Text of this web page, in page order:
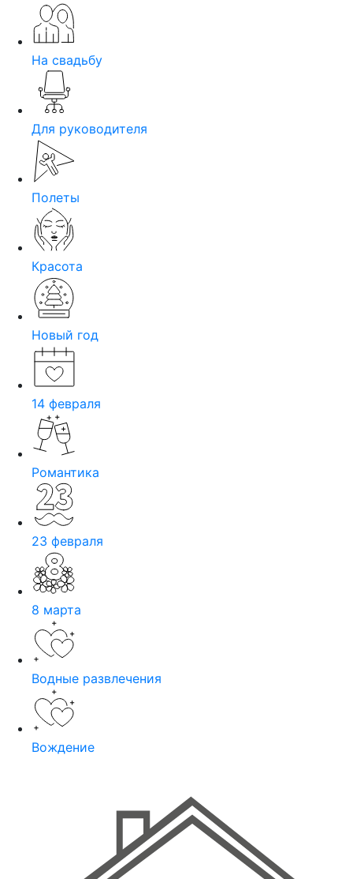
На свадьбу
Для руководителя
Полеты
Красота
Новый год
14 февраля
Романтика
23 февраля
8 марта
Водные развлечения
Вождение